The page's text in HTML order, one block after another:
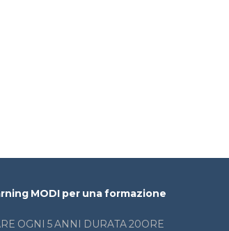
MODI per una formazione
OGNI 5 ANNI DURATA 20ORE